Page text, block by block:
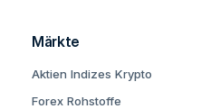
Märkte
Aktien Indizes Krypto
Forex Rohstoffe